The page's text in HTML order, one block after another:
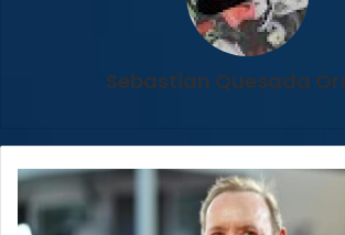
Sebastian Quesada
Kevin
Spacey
llegó